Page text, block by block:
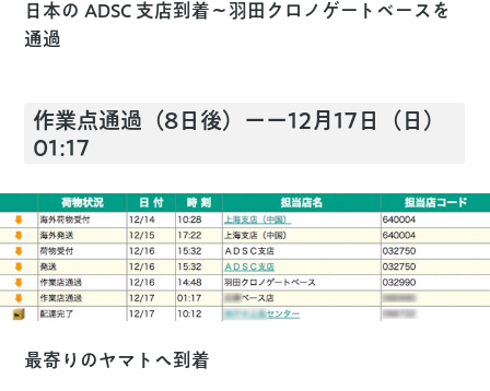
日本の ADSC 支店到着〜羽田クロノゲートベースを
通過
作業点通過（8日後）ーー12月17日（日）
01:17
最寄りのヤマトへ到着